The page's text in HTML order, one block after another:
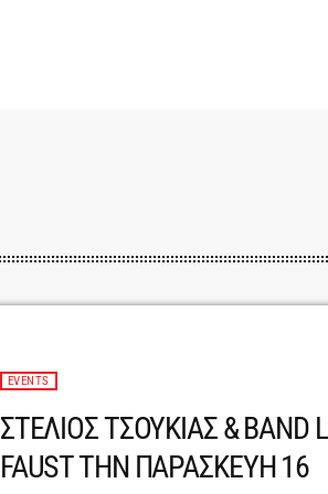
EVENTS
ΣΤΕΛΙΟΣ ΤΣΟΥΚΙΑΣ & BAND
FAUST ΤΗΝ ΠΑΡΑΣΚΕΥΗ 16